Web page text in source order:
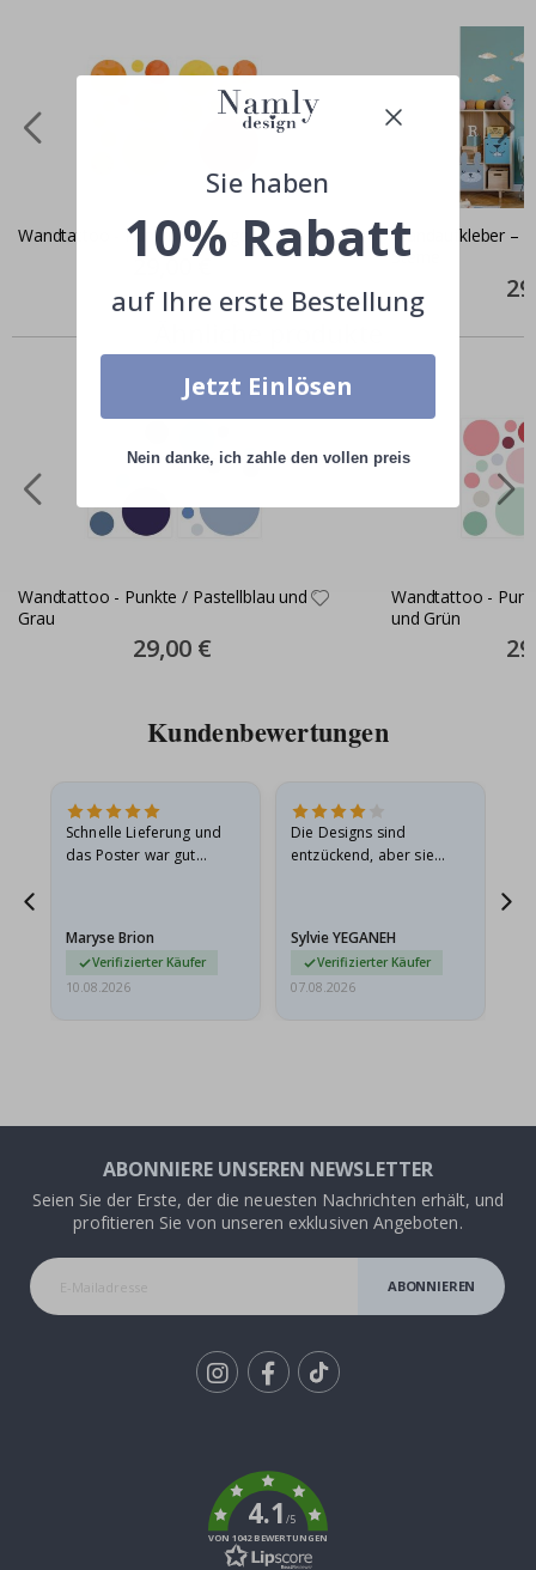
Wandtattoo - Punkte / Orange 02
Special
29,00 €
Wandaufkleber –
Sterne
Wandtattoo - Punkte / Pastellblau und
Grau
Special
Price
29,00 €
Wandtattoo -
und Grün
Kundenbewertungen
Schnelle Lieferung und
das Poster war gut
Maryse Brion
Verifizierter Käufer
10.08.2026
Die Designs sind
entzückend, aber sie
sie…
Sylvie YEGANEH
Verifizierter Käufer
07.08.2026
ABONNIERE UNSEREN NEWSLETTER
Seien Sie der Erste, der die neuesten Nachrichten erhält, und
profitieren Sie von unseren exklusiven Angeboten.
ABONNIEREN
4.1/5
VON 1042 BEWERTUNGEN
Sie haben
10% Rabatt
auf Ihre erste Bestellung
Jetzt Einlösen
Nein danke, ich zahle den vollen preis